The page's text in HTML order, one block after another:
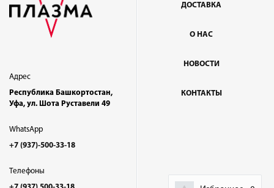
Адрес
Республика Башкортостан,
Уфа, ул. Шота Руставели 49
WhatsApp
+7 (937)-500-33-18
Телефоны
ДОСТАВКА
О НАС
НОВОСТИ
КОНТАКТЫ